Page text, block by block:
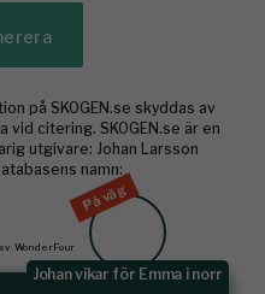
På väg
Johan vikar för Emma i norr
på SKOGEN.se skyddas av
vid citering. SKOGEN.se är en
utgivare: Johan Larsson
namn:
av WonderFour